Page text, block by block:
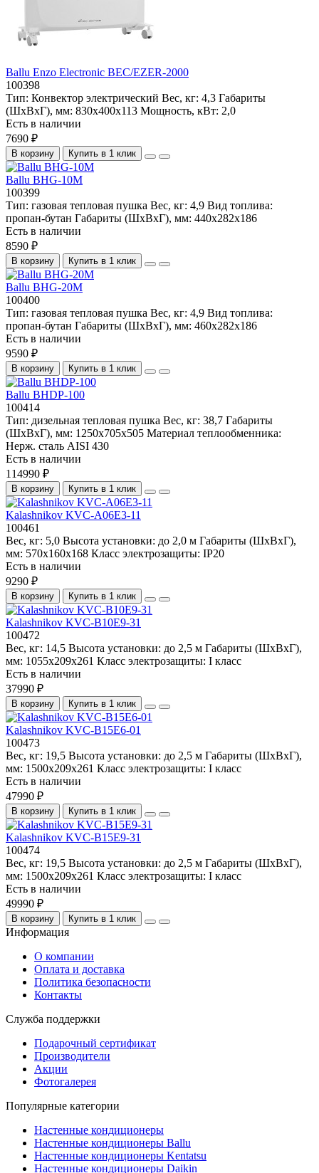
Ballu Enzo Electronic BEC/EZER-2000
100398
Тип: Конвектор электрический Вес, кг: 4,3 Габариты
(ШхВхГ), мм: 830х400х113 Мощность, кВт: 2,0
Есть в наличии
7690 ₽
В корзину Купить в 1 клик
Ballu BHG-10M
100399
Тип: газовая тепловая пушка Вес, кг: 4,9 Вид топлива:
пропан-бутан Габариты (ШхВхГ), мм: 440x282x186
Есть в наличии
8590 ₽
В корзину Купить в 1 клик
Ballu BHG-20M
100400
Тип: газовая тепловая пушка Вес, кг: 4,9 Вид топлива:
пропан-бутан Габариты (ШхВхГ), мм: 460x282x186
Есть в наличии
9590 ₽
В корзину Купить в 1 клик
Ballu BHDP-100
100414
Тип: дизельная тепловая пушка Вес, кг: 38,7 Габариты
(ШхВхГ), мм: 1250x705x505 Материал теплообменника:
Нерж. сталь AISI 430
Есть в наличии
114990 ₽
В корзину Купить в 1 клик
Kalashnikov KVC-A06E3-11
100461
Вес, кг: 5,0 Высота установки: до 2,0 м Габариты (ШхВхГ),
мм: 570х160х168 Класс электрозащиты: IP20
Есть в наличии
9290 ₽
В корзину Купить в 1 клик
Kalashnikov KVС-B10E9-31
100472
Вес, кг: 14,5 Высота установки: до 2,5 м Габариты (ШхВхГ),
мм: 1055х209х261 Класс электрозащиты: I класс
Есть в наличии
37990 ₽
В корзину Купить в 1 клик
Kalashnikov KVС-B15E6-01
100473
Вес, кг: 19,5 Высота установки: до 2,5 м Габариты (ШхВхГ),
мм: 1500х209х261 Класс электрозащиты: I класс
Есть в наличии
47990 ₽
В корзину Купить в 1 клик
Kalashnikov KVС-B15E9-31
100474
Вес, кг: 19,5 Высота установки: до 2,5 м Габариты (ШхВхГ),
мм: 1500х209х261 Класс электрозащиты: I класс
Есть в наличии
49990 ₽
В корзину Купить в 1 клик
Информация
О компании
Оплата и доставка
Политика безопасности
Контакты
Служба поддержки
Подарочный сертификат
Производители
Акции
Фотогалерея
Популярные категории
Настенные кондиционеры
Настенные кондиционеры Ballu
Настенные кондиционеры Kentatsu
Настенные кондиционеры Daikin